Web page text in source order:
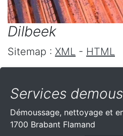
Dilbeek
Sitemap : XML - HTML
Services
Démoussage, nettoyage et
1700 Brabant Flamand